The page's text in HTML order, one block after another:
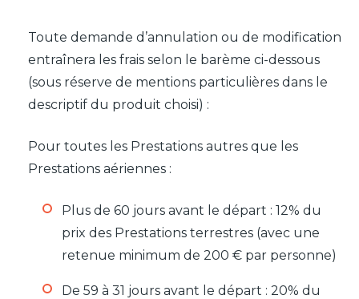
Toute demande d’annulation ou de modification
entraînera les frais selon le barème ci-dessous
(sous réserve de mentions particulières dans le
descriptif du produit choisi) :
Pour toutes les Prestations autres que les
Prestations aériennes :
Plus de 60 jours avant le départ : 12% du
prix des Prestations terrestres (avec une
retenue minimum de 200 € par personne)
De 59 à 31 jours avant le départ : 20% du